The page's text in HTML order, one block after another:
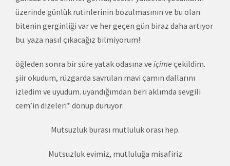
üzerinde günlük rutinlerinin bozulmasının ve bu olan
bitenin gerginliği var ve her geçen gün biraz daha artıyor
bu. yaza nasıl çıkacağız bilmiyorum!
öğleden sonra bir süre yatak odasına ve içime çekildim.
şiir okudum, rüzgarda savrulan mavi çamın dallarını
izledim ve uyudum. uyandığımdan beri aklımda sevgili
cem’in dizeleri* dönüp duruyor:
Mutsuzluk burası mutluluk orası hep.
Mutsuzluk evimiz, mutluluğa misafiriz